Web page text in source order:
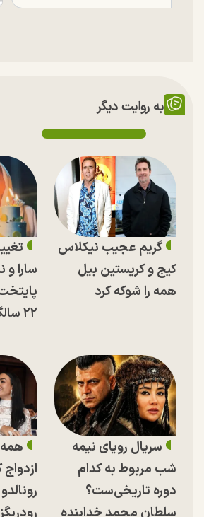
به روایت دیگر
گریم عجیب نیکلاس
کیج و کریستین بیل
همه را شوکه کرد
سارا و
۲۲ سالگی + تصاویر
سریال رویای نیمه
شب مربوط به کدام
دوره تاریخی‌ست؟
ازدواج